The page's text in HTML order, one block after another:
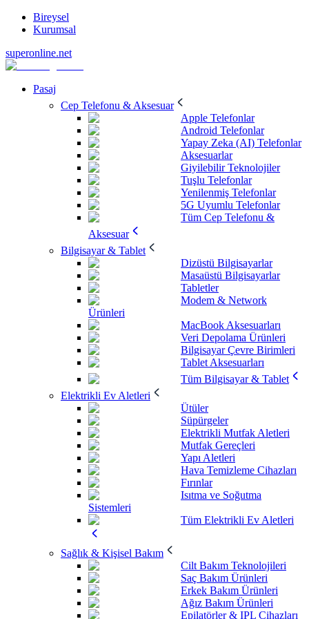
Bireysel
Kurumsal
superonline.net
Pasaj
Cep Telefonu & Aksesuar
Apple Telefonlar
Android Telefonlar
Yapay Zeka (AI) Telefonlar
Aksesuarlar
Giyilebilir Teknolojiler
Tuşlu Telefonlar
Yenilenmiş Telefonlar
5G Uyumlu Telefonlar
Tüm Cep Telefonu &
Aksesuar
Bilgisayar & Tablet
Dizüstü Bilgisayarlar
Masaüstü Bilgisayarlar
Tabletler
Modem & Network
Ürünleri
MacBook Aksesuarları
Veri Depolama Ürünleri
Bilgisayar Çevre Birimleri
Tablet Aksesuarları
Tüm Bilgisayar & Tablet
Elektrikli Ev Aletleri
Ütüler
Süpürgeler
Elektrikli Mutfak Aletleri
Mutfak Gereçleri
Yapı Aletleri
Hava Temizleme Cihazları
Fırınlar
Isıtma ve Soğutma
Sistemleri
Tüm Elektrikli Ev Aletleri
Sağlık & Kişisel Bakım
Cilt Bakım Teknolojileri
Saç Bakım Ürünleri
Erkek Bakım Ürünleri
Ağız Bakım Ürünleri
Epilatörler & IPL Cihazları